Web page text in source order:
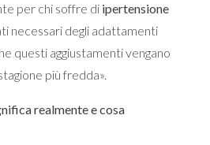
per chi soffre di ipertensione
necessari degli adattamenti
questi aggiustamenti vengano
più fredda».
realmente e cosa